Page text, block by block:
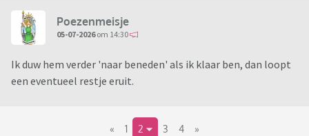
Poezenmeisje
05-07-2026om 14:30
Ik duw hem verder 'naar beneden' als ik klaar ben, dan loopt
een eventueel restje eruit.
« 1 2 3 4 »